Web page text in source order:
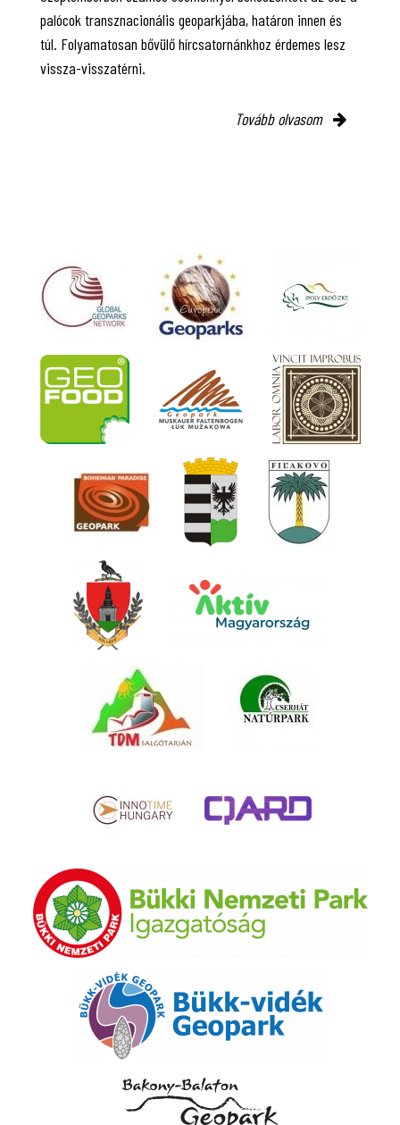
palócok transznacionális geoparkjába, határon innen és
túl. Folyamatosan bővülő hírcsatornánkhoz érdemes lesz
vissza-visszatérni.
Tovább olvasom